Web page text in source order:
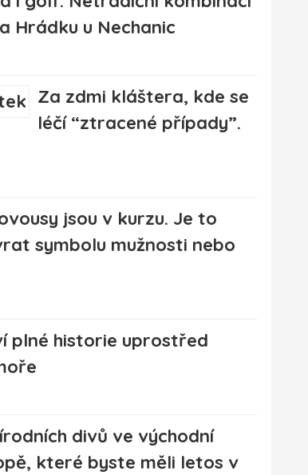
Hrádku u Nechanic
Za zdmi kláštera, kde se
léčí “ztracené případy”.
jsou v kurzu. Je to
symbolu mužnosti nebo
plné historie uprostřed
divů ve východní
které byste měli letos v